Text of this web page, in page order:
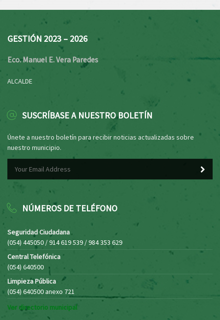
GESTIÓN 2023 – 2026
Eco. Manuel E. Vera Paredes
ALCALDE
SUSCRÍBASE A NUESTRO BOLETÍN
Únete a nuestro boletín para recibir noticias actualizadas sobre
nuestro municipio.
NÚMEROS DE TELÉFONO
Seguridad Ciudadana
(054) 445050 / 914 619 539 / 984 353 629
Central Telefónica
(054) 640500
Limpieza Pública
(054) 640500 anexo 721
Ver directorio municipal